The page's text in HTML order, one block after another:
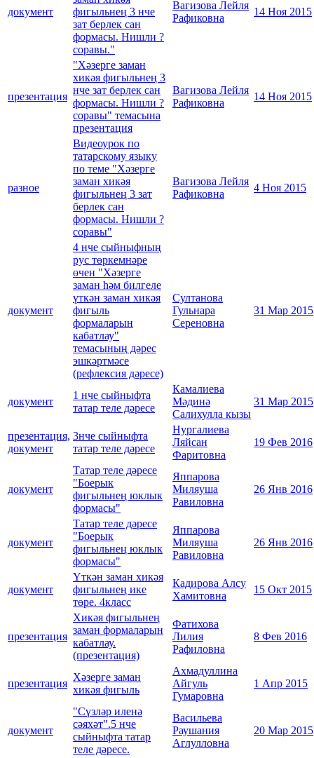
документ
фигыльнең 3 нче
зат берлек сан
формасы. Нишли ?
соравы."
Вагизова Лейля
Рафиковна
14 Ноя 2015
презентация
"Хәзерге заман
хикәя фигыльнең 3
нче зат берлек сан
формасы. Нишли ?
соравы" темасына
презентация
Вагизова Лейля
Рафиковна
14 Ноя 2015
разное
Видеоурок по
татарскому языку
по теме "Хәзерге
заман хикәя
фигыльнең 3 зат
берлек сан
формасы. Нишли ?
соравы"
Вагизова Лейля
Рафиковна
4 Ноя 2015
документ
4 нче сыйныфның
рус төркемнәре
өчен "Хәзерге
заман hәм билгеле
үткән заман хикәя
фигыль
формаларын
кабатлау"
темасының дәрес
эшкәртмәсе
(рефлексия дәресе)
Султанова
Гульнара
Сереновна
31 Мар 2015
документ
1 нче сыйныфта
татар теле дәресе
Камалиева
Мәдинә
Салихулла кызы
31 Мар 2015
презентация,
документ
3нче сыйныфта
татар теле дәресе
Нургалиева
Ляйсан
Фаритовна
19 Фев 2016
документ
Татар теле дәресе
"Боерык
фигыльнең юклык
формасы"
Яппарова
Миляуша
Равиловна
26 Янв 2016
документ
Татар теле дәресе
"Боерык
фигыльнең юклык
формасы"
Яппарова
Миляуша
Равиловна
26 Янв 2016
документ
Үткән заман хикәя
фигыльнең ике
төре. 4класс
Кадирова Алсу
Хамитовна
15 Окт 2015
презентация
Хикәя фигыльнең
заман формаларын
кабатлау.
(презентация)
Фатихова
Лилия
Рафиловна
8 Фев 2016
презентация
Хәзерге заман
хикәя фигыль
Ахмадуллина
Айгуль
Гумаровна
1 Апр 2015
документ
"Сүзләр иленә
сәяхәт".5 нче
сыйныфта татар
теле дәресе.
Васильева
Раушания
Аглулловна
20 Мар 2015